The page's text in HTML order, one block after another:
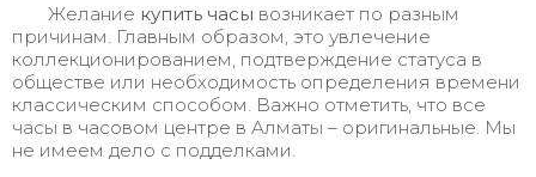
Желание купить часы возникает по разным
причинам. Главным образом, это увлечение
коллекционированием, подтверждение статуса в
обществе или необходимость определения времени
классическим способом. Важно отметить, что все
часы в часовом центре в Алматы – оригинальные. Мы
не имеем дело с подделками.